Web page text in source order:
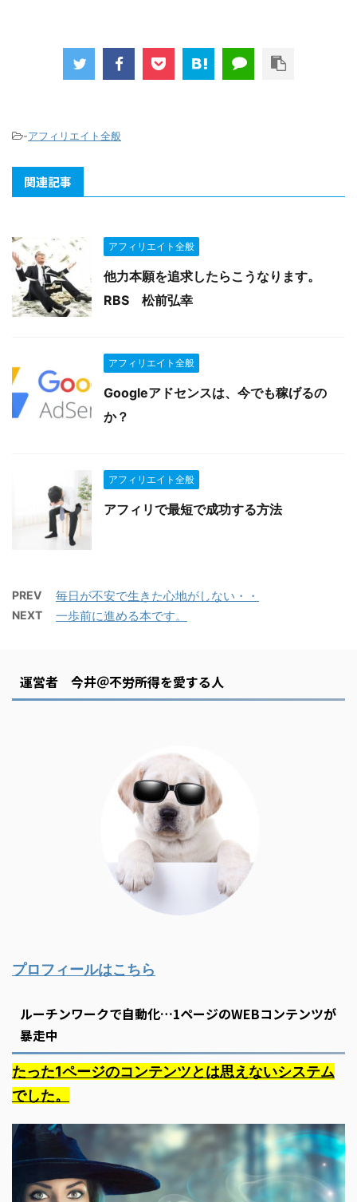
-アフィリエイト全般
関連記事
アフィリエイト全般
他力本願を追求したらこうなります。
RBS 松前弘幸
アフィリエイト全般
Googleアドセンスは、今でも稼げるの
か？
アフィリエイト全般
アフィリで最短で成功する方法
PREV 毎日が不安で生きた心地がしない・・
NEXT 一歩前に進める本です。
運営者 今井＠不労所得を愛する人
プロフィールはこちら
ルーチンワークで自動化…1ページのWEBコンテンツが
暴走中
たった1ページのコンテンツとは思えないシステム
でした。